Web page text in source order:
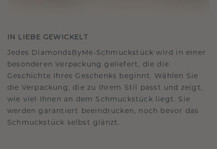
IN LIEBE GEWICKELT
Jedes DiamondsByMe-Schmuckstück wird in einer
besonderen Verpackung geliefert, die die
Geschichte Ihres Geschenks beginnt. Wählen Sie
die Verpackung, die zu Ihrem Stil passt und zeigt,
wie viel Ihnen an dem Schmuckstück liegt. Sie
werden garantiert beeindrucken, noch bevor das
Schmuckstück selbst glänzt.